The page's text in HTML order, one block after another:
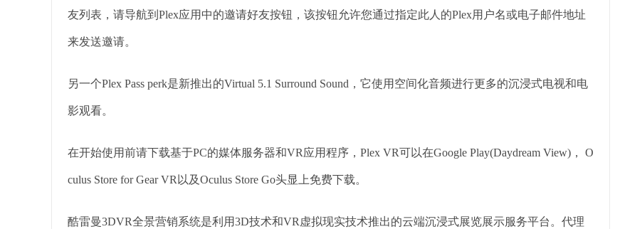
友列表，请导航到Plex应用中的邀请好友按钮，该按钮允许您通过指定此人的Plex用户名或电子邮件地址
来发送邀请。
另一个Plex Pass perk是新推出的Virtual 5.1 Surround Sound，它使用空间化音频进行更多的沉浸式电视和电
影观看。
在开始使用前请下载基于PC的媒体服务器和VR应用程序，Plex VR可以在Google Play(Daydream View)， O
culus Store for Gear VR以及Oculus Store Go头显上免费下载。
酷雷曼3DVR全景营销系统是利用3D技术和VR虚拟现实技术推出的云端沉浸式展览展示服务平台。代理